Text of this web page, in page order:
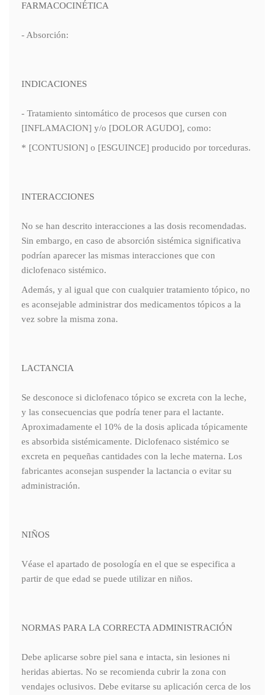
FARMACOCINÉTICA
- Absorción:
INDICACIONES
- Tratamiento sintomático de procesos que cursen con
[INFLAMACION] y/o [DOLOR AGUDO], como:
* [CONTUSION] o [ESGUINCE] producido por torceduras.
INTERACCIONES
No se han descrito interacciones a las dosis recomendadas.
Sin embargo, en caso de absorción sistémica significativa
podrían aparecer las mismas interacciones que con
diclofenaco sistémico.
Además, y al igual que con cualquier tratamiento tópico, no
es aconsejable administrar dos medicamentos tópicos a la
vez sobre la misma zona.
LACTANCIA
Se desconoce si diclofenaco tópico se excreta con la leche,
y las consecuencias que podría tener para el lactante.
Aproximadamente el 10% de la dosis aplicada tópicamente
es absorbida sistémicamente. Diclofenaco sistémico se
excreta en pequeñas cantidades con la leche materna. Los
fabricantes aconsejan suspender la lactancia o evitar su
administración.
NIÑOS
Véase el apartado de posología en el que se especifica a
partir de que edad se puede utilizar en niños.
NORMAS PARA LA CORRECTA ADMINISTRACIÓN
Debe aplicarse sobre piel sana e intacta, sin lesiones ni
heridas abiertas. No se recomienda cubrir la zona con
vendajes oclusivos. Debe evitarse su aplicación cerca de los